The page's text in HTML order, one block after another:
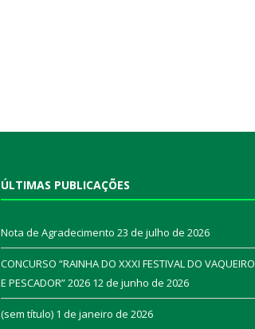
ÚLTIMAS PUBLICAÇÕES
Nota de Agradecimento 23 de julho de 2026
CONCURSO “RAINHA DO XXXI FESTIVAL DO VAQUEIRO
E PESCADOR” 2026 12 de junho de 2026
(sem título) 1 de janeiro de 2026